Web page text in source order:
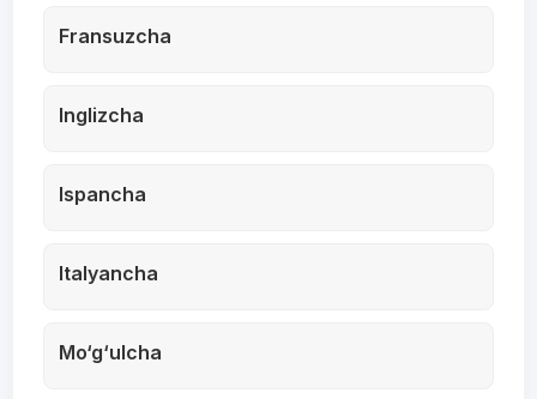
Fransuzcha
Inglizcha
Ispancha
Italyancha
Mo‘g‘ulcha